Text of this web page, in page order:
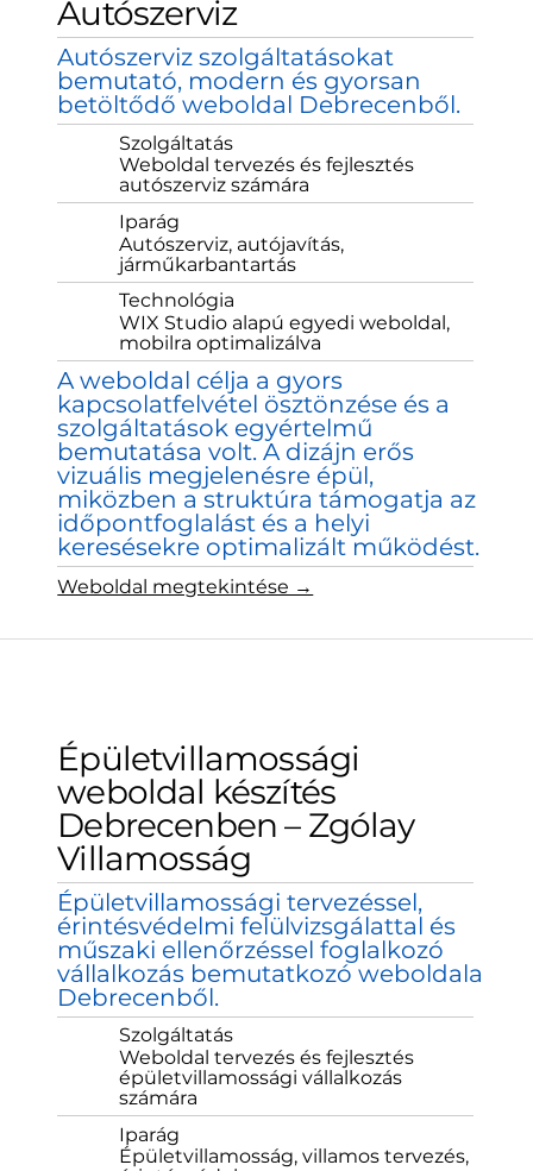
Autószerviz
Autószerviz szolgáltatásokat
bemutató, modern és gyorsan
betöltődő weboldal Debrecenből.
Szolgáltatás
Weboldal tervezés és fejlesztés
autószerviz számára
Iparág
Autószerviz, autójavítás,
járműkarbantartás
Technológia
WIX Studio alapú egyedi weboldal,
mobilra optimalizálva
A weboldal célja a gyors
kapcsolatfelvétel ösztönzése és a
szolgáltatások egyértelmű
bemutatása volt. A dizájn erős
vizuális megjelenésre épül,
miközben a struktúra támogatja az
időpontfoglalást és a helyi
keresésekre optimalizált működést.
Weboldal megtekintése →
Épületvillamossági
weboldal készítés
Debrecenben – Zgólay
Villamosság
Épületvillamossági tervezéssel,
érintésvédelmi felülvizsgálattal és
műszaki ellenőrzéssel foglalkozó
vállalkozás bemutatkozó weboldala
Debrecenből.
Szolgáltatás
Weboldal tervezés és fejlesztés
épületvillamossági vállalkozás
számára
Iparág
Épületvillamosság, villamos tervezés,